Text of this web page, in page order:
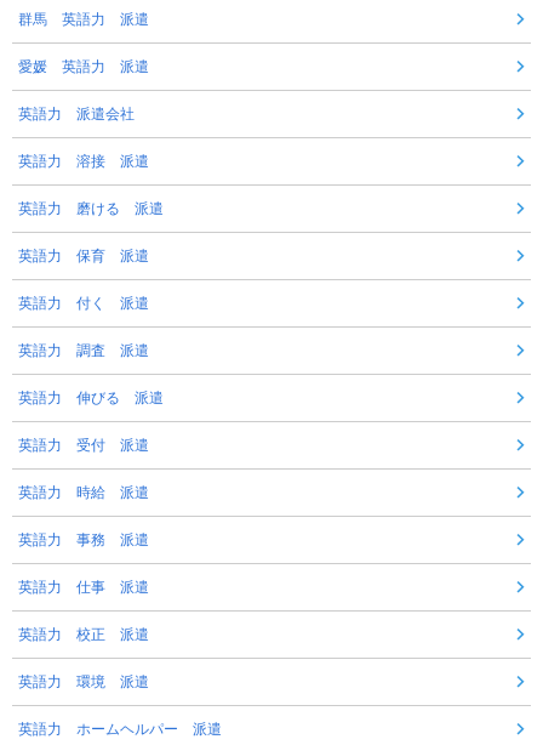
群馬 英語力 派遣
愛媛 英語力 派遣
英語力 派遣会社
英語力 溶接 派遣
英語力 磨ける 派遣
英語力 保育 派遣
英語力 付く 派遣
英語力 調査 派遣
英語力 伸びる 派遣
英語力 受付 派遣
英語力 時給 派遣
英語力 事務 派遣
英語力 仕事 派遣
英語力 校正 派遣
英語力 環境 派遣
英語力 ホームヘルパー 派遣